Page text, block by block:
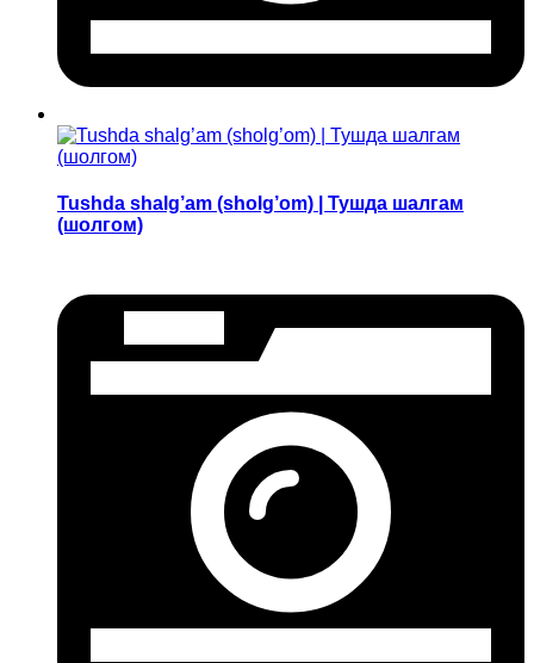
Tushda shalg’am (sholg’om) | Тушда шалгам
(шолгом)